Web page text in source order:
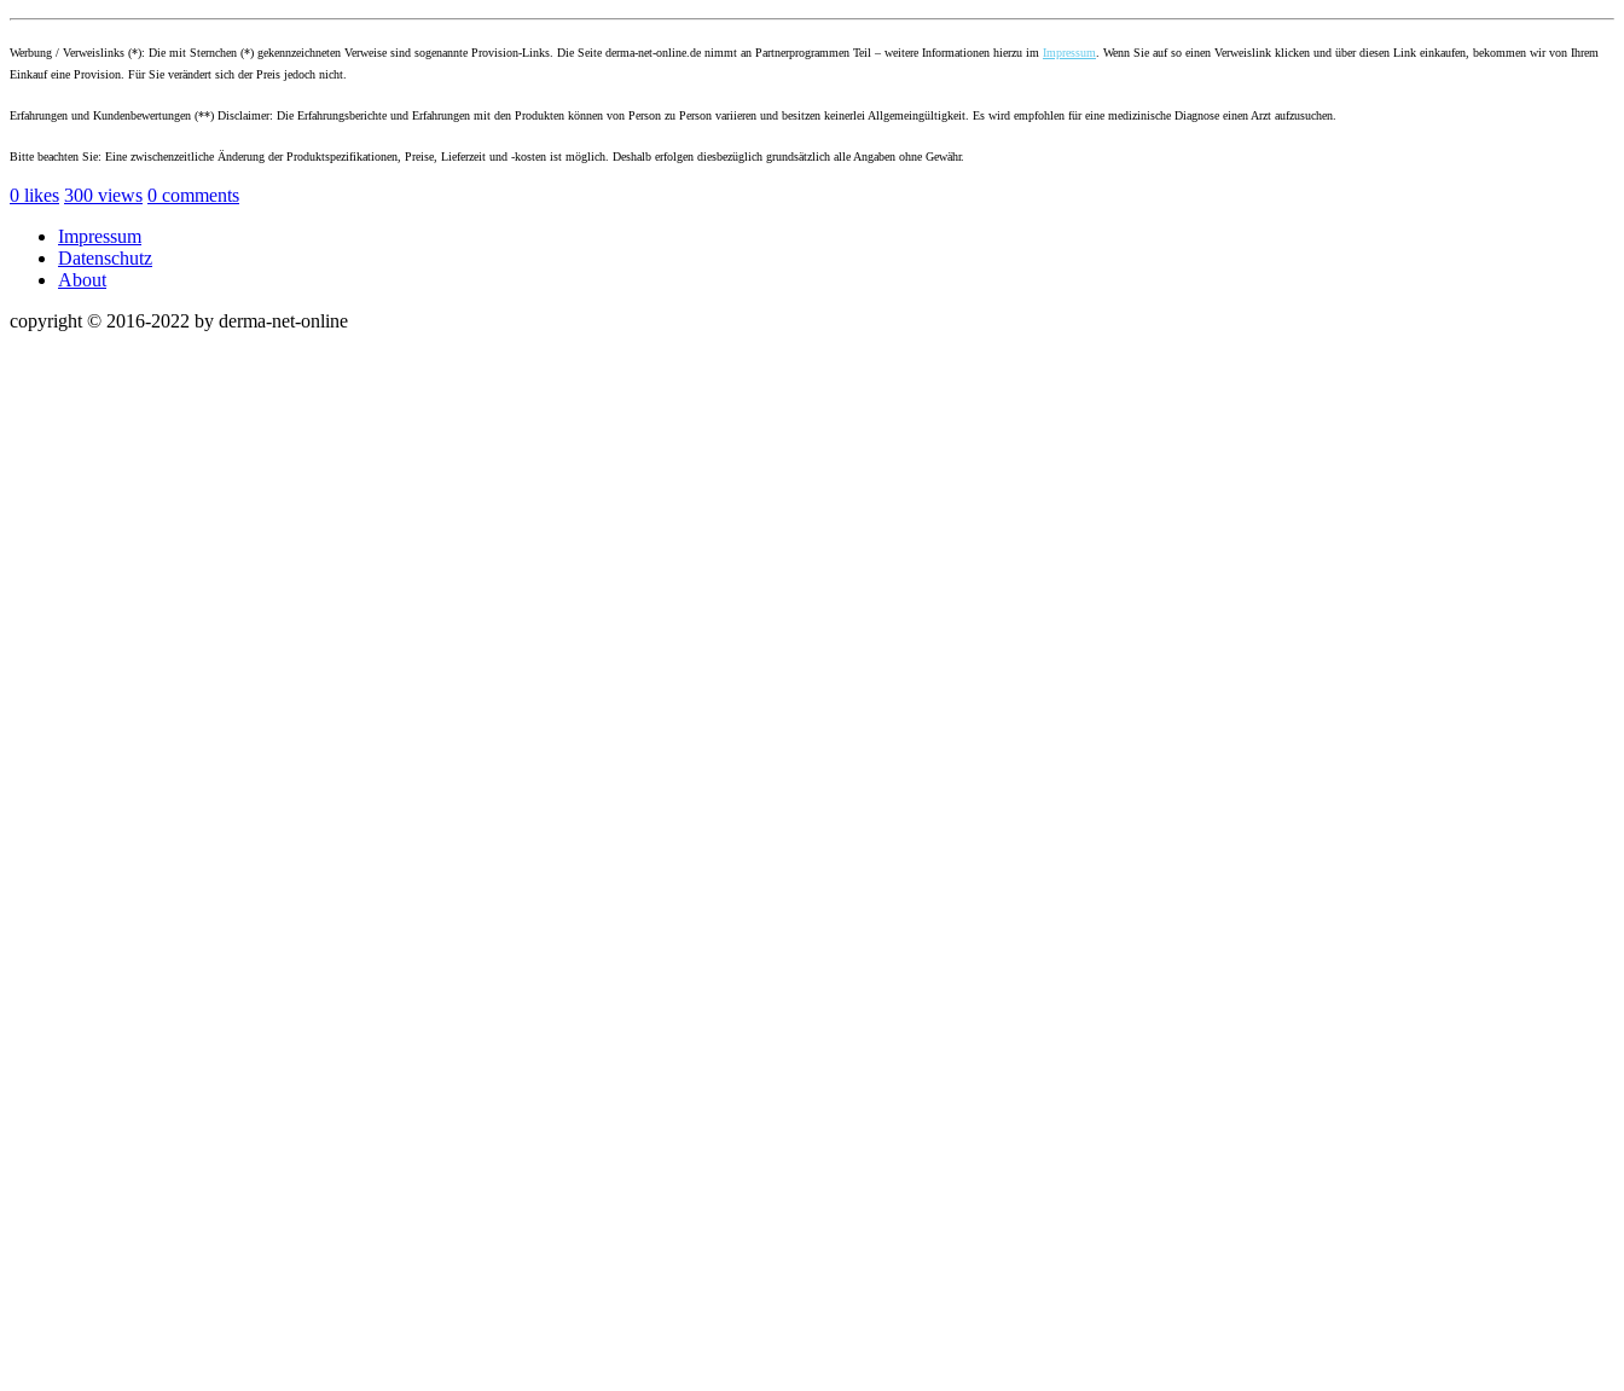
Werbung / Verweislinks (*): Die mit Sternchen (*) gekennzeichneten Verweise sind sogenannte Provision-Links. Die Seite derma-net-online.de nimmt an Partnerprogrammen Teil – weitere Informationen hierzu im Impressum . Wenn Sie auf so einen Verweislink klicken und über diesen Link einkaufen, bekommen wir von Ihrem
Einkauf eine Provision. Für Sie verändert sich der Preis jedoch nicht.
Erfahrungen und Kundenbewertungen (**) Disclaimer: Die Erfahrungsberichte und Erfahrungen mit den Produkten können von Person zu Person variieren und besitzen keinerlei Allgemeingültigkeit. Es wird empfohlen für eine medizinische Diagnose einen Arzt aufzusuchen.
Bitte beachten Sie: Eine zwischenzeitliche Änderung der Produktspezifikationen, Preise, Lieferzeit und -kosten ist möglich. Deshalb erfolgen diesbezüglich grundsätzlich alle Angaben ohne Gewähr.
0 likes 300 views 0 comments
Impressum
Datenschutz
About
copyright © 2016-2022 by derma-net-online